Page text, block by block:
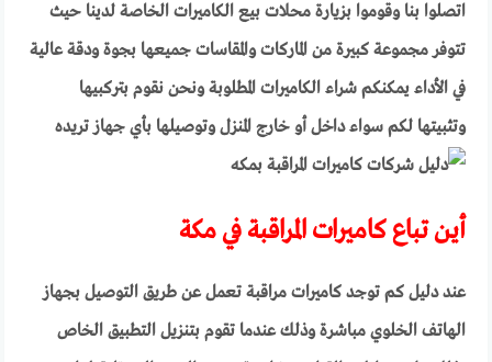
اتصلوا بنا وقوموا بزيارة محلات بيع الكاميرات الخاصة لدينا حيث
تتوفر مجموعة كبيرة من الماركات والمقاسات جميعها بجوة ودقة عالية
في الأداء يمكنكم شراء الكاميرات المطلوبة ونحن نقوم بتركبيها
وتثبيتها لكم سواء داخل أو خارج المنزل وتوصيلها بأي جهاز تريده
أين تباع كاميرات المراقبة في مكة
عند دليل كم توجد كاميرات مراقبة تعمل عن طريق التوصيل بجهاز
الهاتف الخلوي مباشرة وذلك عندما تقوم بتنزيل التطبيق الخاص